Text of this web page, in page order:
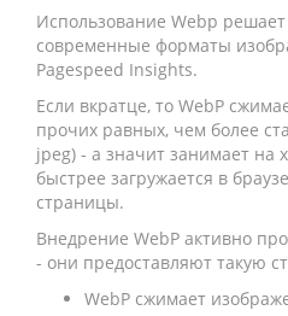
Использование Webp
современные форматы
Pagespeed Insights.
Если вкратце, то WebP
прочих равных, чем более
jpeg) - а значит занимает на
быстрее загружается в
страницы.
Внедрение WebP активно
- они предоставляют такую
WebP сжимает